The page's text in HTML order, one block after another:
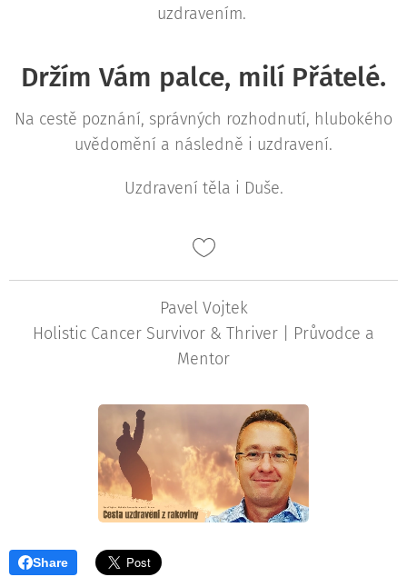
uzdravením.
Držím Vám palce, milí Přátelé.
Na cestě poznání, správných rozhodnutí, hlubokého
uvědomění a následně i uzdravení.
Uzdravení těla i Duše.
Pavel Vojtek
Holistic Cancer Survivor & Thriver | Průvodce a
Mentor
Share